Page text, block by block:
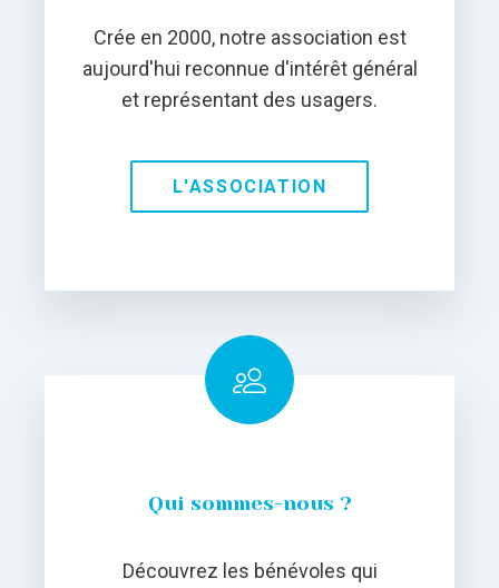
Crée en 2000, notre association est
aujourd'hui reconnue d'intérêt général
et représentant des usagers.
L'ASSOCIATION
Qui sommes-nous ?
Découvrez les bénévoles qui